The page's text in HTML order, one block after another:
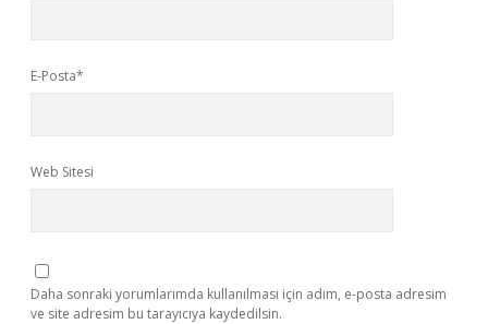
E-Posta*
Web Sitesi
Daha sonraki yorumlarımda kullanılması için adım, e-posta adresim
ve site adresim bu tarayıcıya kaydedilsin.